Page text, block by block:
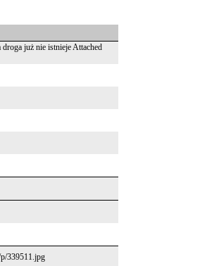
już nie istnieje Attached
339511.jpg